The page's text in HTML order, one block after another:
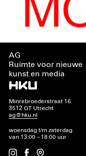
AG
Ruimte voor nieuwe
kunst en media
Minrebroederstraat 16
3512 GT Utrecht
ag@hku.nl
woensdag t/m zaterdag
van 13:00 – 18:00 uur